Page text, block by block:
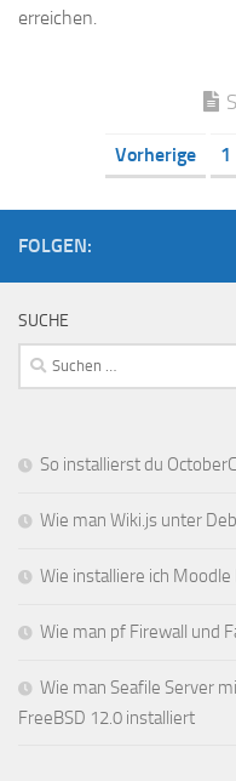
erreichen.
Vorherige 1
FOLGEN:
SUCHE
Suchen
nach:
So installierst du
Wie man Wiki.js unter
Wie installiere ich
Wie man pf Firewall und
Wie man Seafile Server
FreeBSD 12.0 installiert